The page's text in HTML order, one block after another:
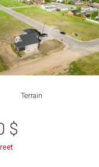
Terrain
$